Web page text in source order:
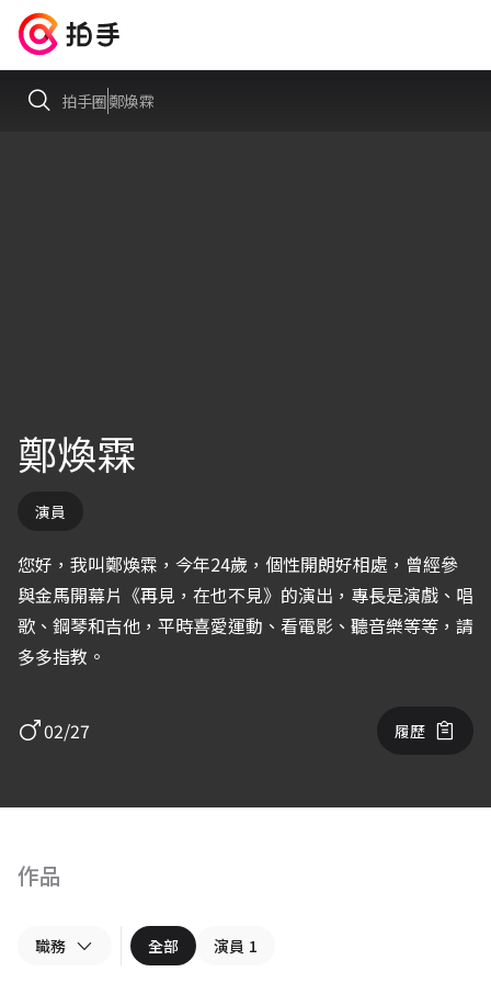
拍手圈鄭煥霖
鄭煥霖
演員
您好，我叫鄭煥霖，今年24歲，個性開朗好相處，曾經參
與金馬開幕片《再見，在也不見》的演出，專長是演戲、唱
歌、鋼琴和吉他，平時喜愛運動、看電影、聽音樂等等，請
多多指教。
02/27 履歷
作品
職務 全部 演員 1